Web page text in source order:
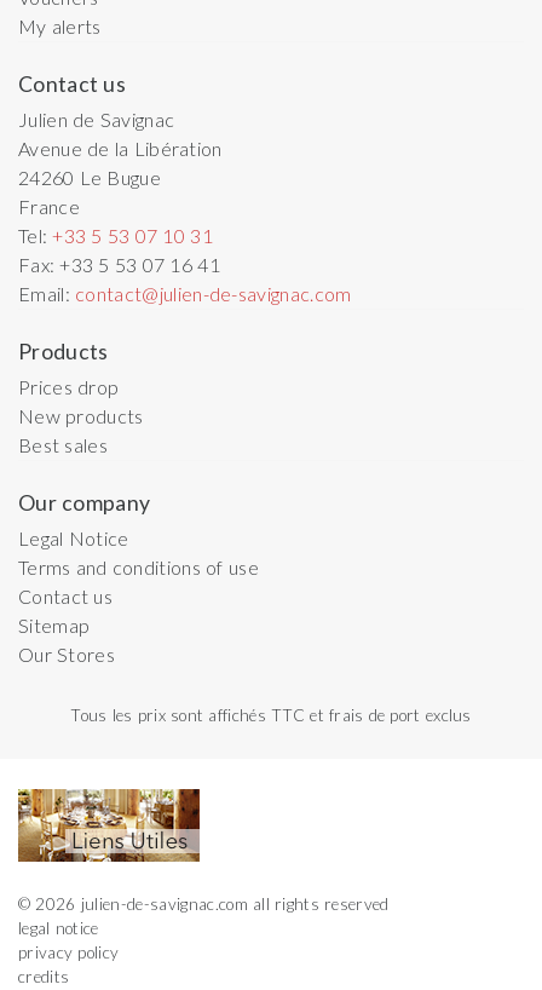
My alerts
Contact us
Julien de Savignac
Avenue de la Libération
24260 Le Bugue
France
Tel:+33 5 53 07 10 31
Fax:+33 5 53 07 16 41
Email: contact@julien-de-savignac.com
Products
Prices drop
New products
Best sales
Our company
Legal Notice
Terms and conditions of use
Contact us
Sitemap
Our Stores
Tous les prix sont affichés TTC et frais de port exclus
© 2026 julien-de-savignac.com all rights reserved
legal notice
privacy policy
credits